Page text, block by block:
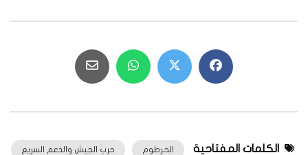
الكلمات المفتاحية الخرطوم حرب الجيش والدعم السريع